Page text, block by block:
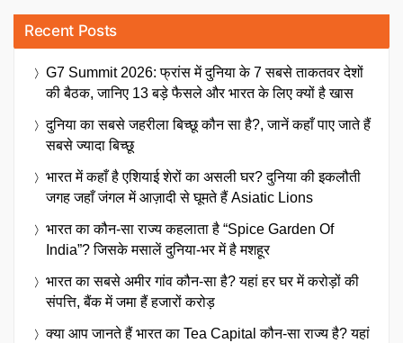
Recent Posts
G7 Summit 2026: फ्रांस में दुनिया के 7 सबसे ताकतवर देशों
की बैठक, जानिए 13 बड़े फैसले और भारत के लिए क्यों है खास
दुनिया का सबसे जहरीला बिच्छू कौन सा है?, जानें कहाँ पाए जाते हैं
सबसे ज्यादा बिच्छू
भारत में कहाँ है एशियाई शेरों का असली घर? दुनिया की इकलौती
जगह जहाँ जंगल में आज़ादी से घूमते हैं Asiatic Lions
भारत का कौन-सा राज्य कहलाता है “Spice Garden Of
India”? जिसके मसालें दुनिया-भर में है मशहूर
भारत का सबसे अमीर गांव कौन-सा है? यहां हर घर में करोड़ों की
संपत्ति, बैंक में जमा हैं हजारों करोड़
क्या आप जानते हैं भारत का Tea Capital कौन-सा राज्य है? यहां